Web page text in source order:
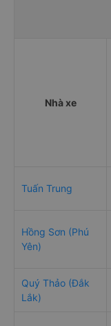
Nhà xe
Tuấn Trung
Hồng Sơn (Phú
Yên)
Quý Thảo (Đắk
Lắk)